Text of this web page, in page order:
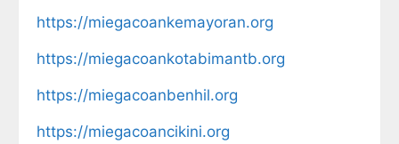
https://miegacoankemayoran.org
https://miegacoankotabimantb.org
https://miegacoanbenhil.org
https://miegacoancikini.org